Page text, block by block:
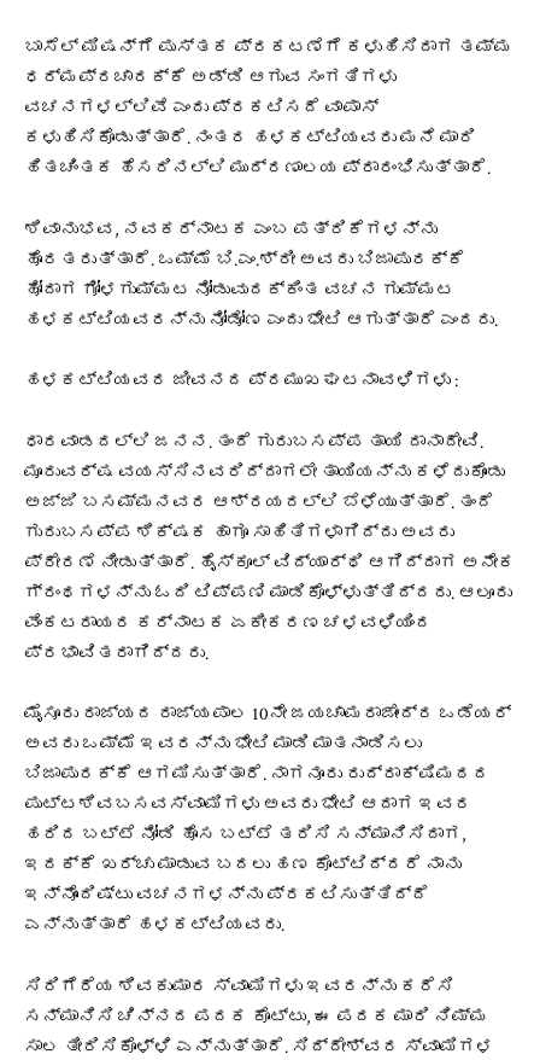
ಬಾಸೆಲ್ ಮಿಷನ್‌ಗೆ ಪುಸ್ತಕ ಪ್ರಕಟಣೆಗೆ ಕಳುಹಿಸಿದಾಗ ತಮ್ಮ
ಧರ್ಮಪ್ರಚಾರಕ್ಕೆ ಅಡ್ಡಿ ಆಗುವ ಸಂಗತಿಗಳು
ವಚನಗಳಲ್ಲಿವೆ ಎಂದು ಪ್ರಕಟಿಸದೆ ವಾಪಾಸ್
ಕಳುಹಿಸಿಕೊಡುತ್ತಾರೆ. ನಂತರ ಹಳಕಟ್ಟಿಯವರು ಮನೆ ಮಾರಿ
ಹಿತಚಿಂತಕ ಹೆಸರಿನಲ್ಲಿ ಮುದ್ರಣಾಲಯ ಪ್ರಾರಂಭಿಸುತ್ತಾರೆ.
ಶಿವಾನುಭವ, ನವಕರ್ನಾಟಕ ಎಂಬ ಪತ್ರಿಕೆಗಳನ್ನು
ಹೊರತರುತ್ತಾರೆ. ಒಮ್ಮೆ ಬಿ.ಎಂ.ಶ್ರೀ ಅವರು ಬಿಜಾಪುರಕ್ಕೆ
ಹೋದಾಗ ಗೋಳಗುಮ್ಮಟ ನೋಡುವುದಕ್ಕಿಂತ ವಚನ ಗುಮ್ಮಟ
ಹಳಕಟ್ಟಿಯವರನ್ನು ನೋಡೋಣ ಎಂದು ಭೇಟಿ ಆಗುತ್ತಾರೆ ಎಂದರು.
ಹಳಕಟ್ಟಿಯವರ ಜೀವನದ ಪ್ರಮುಖ ಘಟನಾವಳಿಗಳು :
ಧಾರವಾಡದಲ್ಲಿ ಜನನ. ತಂದೆ ಗುರುಬಸಪ್ಪ ತಾಯಿ ದಾನಾದೇವಿ.
ಮೂರುವರ್ಷ ವಯಸ್ಸಿನವರಿದ್ದಾಗಲೇ ತಾಯಿಯನ್ನು ಕಳೆದುಕೊಂಡು
ಅಜ್ಜಿ ಬಸಮ್ಮನವರ ಆಶ್ರಯದಲ್ಲಿ ಬೆಳೆಯುತ್ತಾರೆ. ತಂದೆ
ಗುರುಬಸಪ್ಪ ಶಿಕ್ಷಕ ಹಾಗೂ ಸಾಹಿತಿಗಳಾಗಿದ್ದು ಅವರು
ಪ್ರೇರಣೆ ನೀಡುತ್ತಾರೆ. ಹೈಸ್ಕೂಲ್ ವಿದ್ಯಾರ್ಥಿ ಆಗಿದ್ದಾಗ ಅನೇಕ
ಗ್ರಂಥಗಳನ್ನು ಓದಿ ಟಿಪ್ಪಣಿ ಮಾಡಿಕೊಳ್ಳುತ್ತಿದ್ದರು. ಆಲೂರು
ವೆಂಕಟರಾಯರ ಕರ್ನಾಟಕ ಏಕೀಕರಣ ಚಳವಳಿಯಿಂದ
ಪ್ರಭಾವಿತರಾಗಿದ್ದರು.
ಮೈಸೂರು ರಾಜ್ಯದ ರಾಜ್ಯಪಾಲ 10ನೇ ಜಯಚಾಮರಾಜೇಂದ್ರ ಒಡೆಯರ್
ಅವರು ಒಮ್ಮೆ ಇವರನ್ನು ಭೇಟಿ ಮಾಡಿ ಮಾತನಾಡಿಸಲು
ಬಿಜಾಪುರಕ್ಕೆ ಆಗಮಿಸುತ್ತಾರೆ. ನಾಗನೂರು ರುದ್ರಾಕ್ಷಿಮಠದ
ಪುಟ್ಟಶಿವಬಸವಸ್ವಾಮಿಗಳು ಅವರು ಭೇಟಿ ಆದಾಗ ಇವರ
ಹರಿದ ಬಟ್ಟೆ ನೋಡಿ ಹೊಸ ಬಟ್ಟೆ ತರಿಸಿ ಸನ್ಮಾನಿಸಿದಾಗ,
ಇದಕ್ಕೆ ಖರ್ಚು ಮಾಡುವ ಬದಲು ಹಣ ಕೊಟ್ಟಿದ್ದರೆ ನಾನು
ಇನ್ನೊಂದಿಷ್ಟು ವಚನಗಳನ್ನು ಪ್ರಕಟಿಸುತ್ತಿದ್ದೆ
ಎನ್ನುತ್ತಾರೆ ಹಳಕಟ್ಟಿಯವರು.
ಸಿರಿಗೆರೆಯ ಶಿವಕುಮಾರ ಸ್ವಾಮಿಗಳು ಇವರನ್ನು ಕರೆಸಿ
ಸನ್ಮಾನಿಸಿ ಚಿನ್ನದ ಪದಕ ಕೊಟ್ಟು, ಈ ಪದಕ ಮಾರಿ ನಿಮ್ಮ
ಸಾಲ ತೀರಿಸಿಕೊಳ್ಳಿ ಎನ್ನುತ್ತಾರೆ. ಸಿದ್ದೇಶ್ವರ ಸ್ವಾಮಿಗಳ